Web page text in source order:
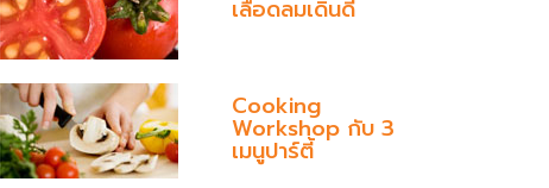
เลือดลมเดินดี
Cooking
Workshop กับ 3
เมนูปาร์ตี้